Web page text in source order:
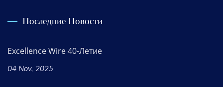
Последние Новости
Excellence Wire 40-Летие
04 Nov, 2025